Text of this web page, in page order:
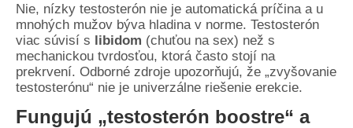
Nie, nízky testosterón nie je automatická príčina a u
mnohých mužov býva hladina v norme. Testosterón
viac súvisí s libidom (chuťou na sex) než s
mechanickou tvrdosťou, ktorá často stojí na
prekrvení. Odborné zdroje upozorňujú, že „zvyšovanie
testosterónu“ nie je univerzálne riešenie erekcie.
Fungujú „testosterón boostre“ a